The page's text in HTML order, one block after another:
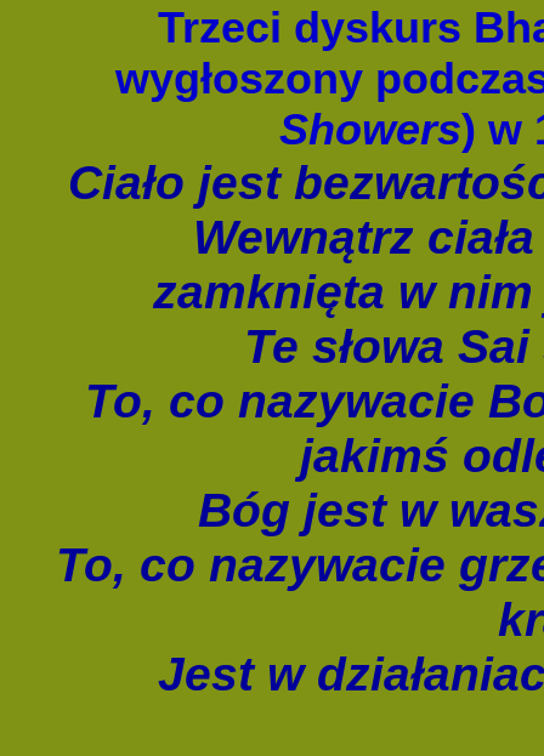
Trzeci dyskurs
wygłoszony
Showers) w
Ciało jest
Wewnątrz
zamknięta w
Te słowa
To, co nazywacie
jakimś
Bóg jest w
To, co nazywacie
Jest w